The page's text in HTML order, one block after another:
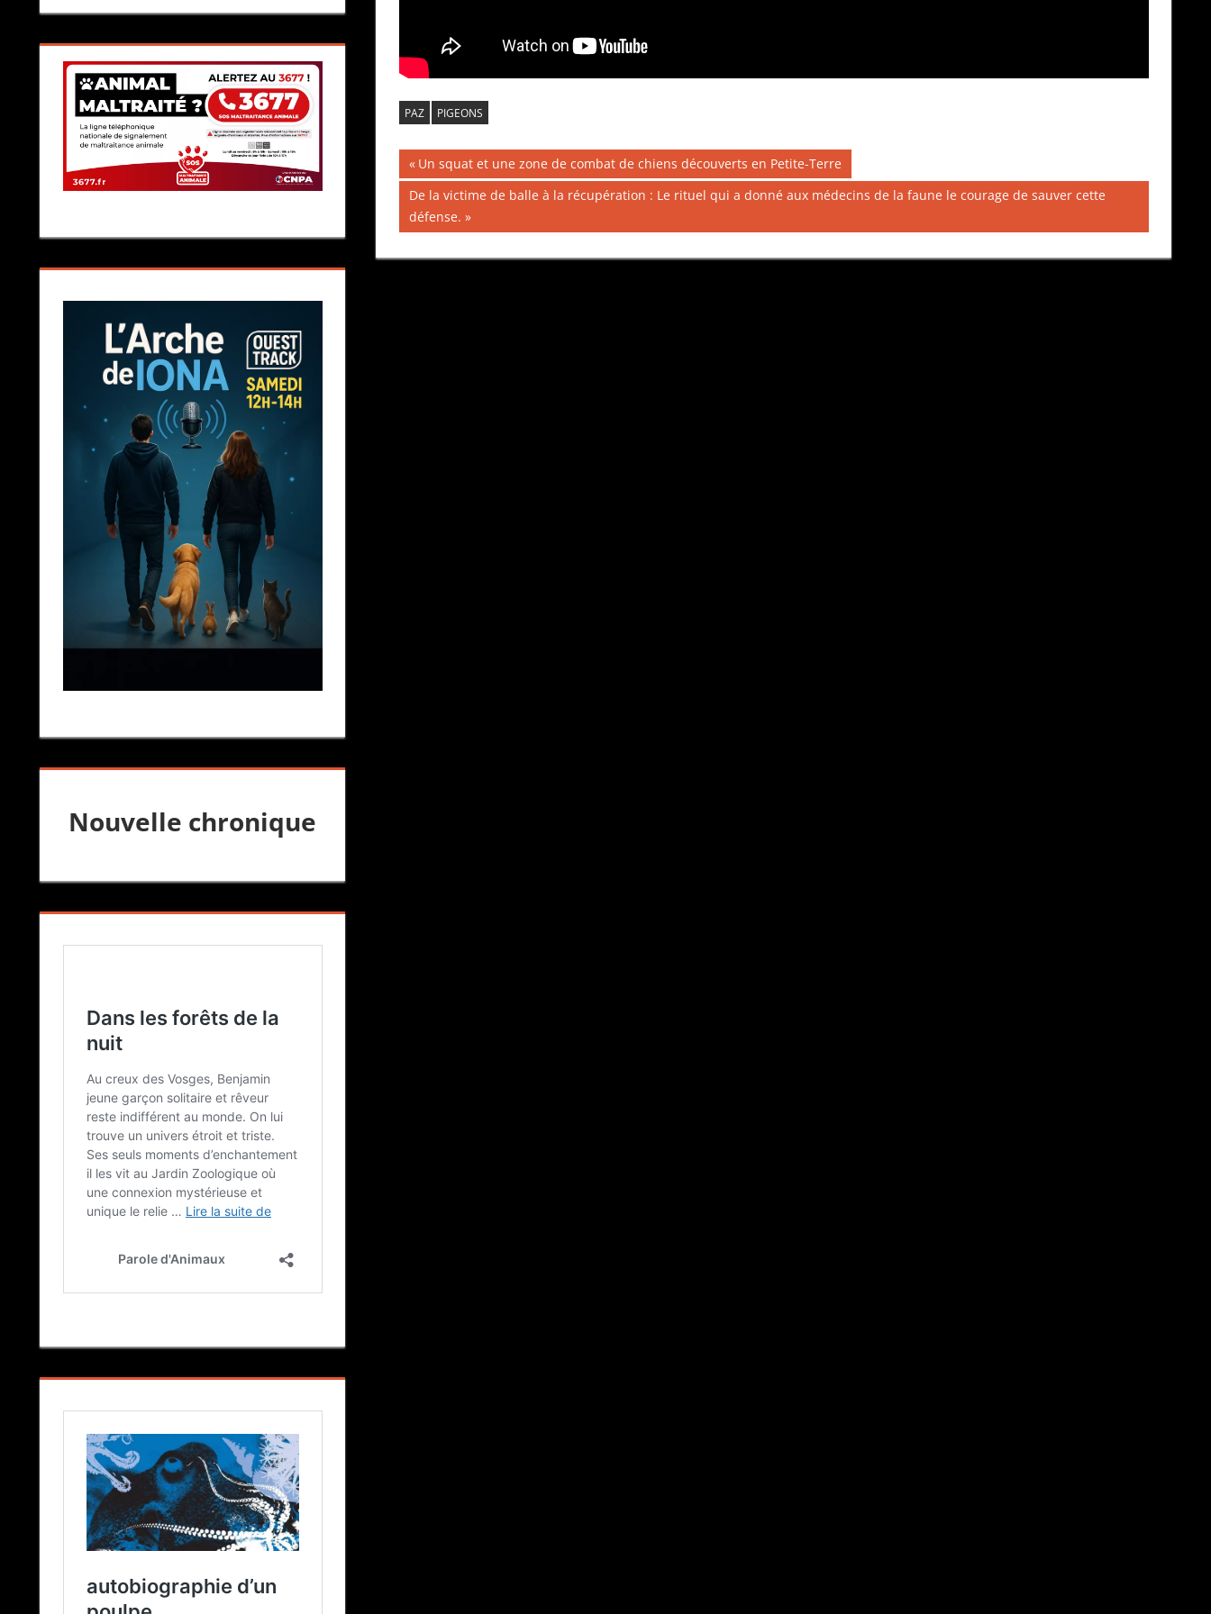
PAZ PIGEONS
Navigation
de
l’article
Publication
précédente :
Un squat et une zone de combat de chiens découverts en Petite-Terre
Publication
suivante :
De la victime de balle à la récupération : Le rituel qui a donné aux médecins de la faune le courage de sauver cette
défense.
Nouvelle chronique